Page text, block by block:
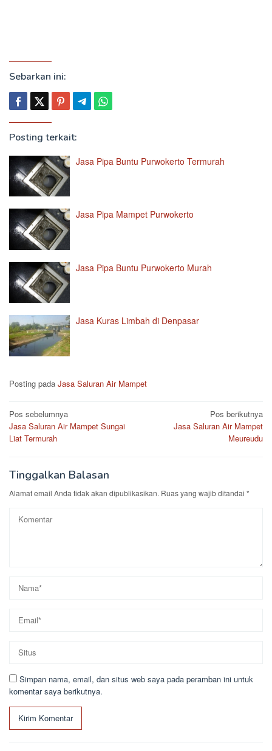
Sebarkan ini:
Posting terkait:
Jasa Pipa Buntu Purwokerto Termurah
Jasa Pipa Mampet Purwokerto
Jasa Pipa Buntu Purwokerto Murah
Jasa Kuras Limbah di Denpasar
Posting pada Jasa Saluran Air Mampet
Navigasi
pos
Pos sebelumnya
Jasa Saluran Air Mampet Sungai
Liat Termurah
Pos berikutnya
Jasa Saluran Air Mampet
Meureudu
Tinggalkan Balasan
Alamat email Anda tidak akan dipublikasikan. Ruas yang wajib ditandai *
Simpan nama, email, dan situs web saya pada peramban ini untuk
komentar saya berikutnya.